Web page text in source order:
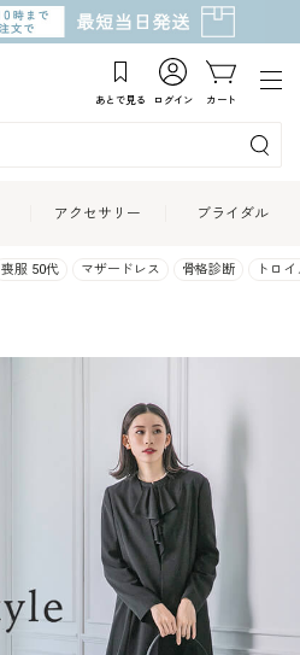
あとで見る ログイン カート
アクセサリー ブライダル
喪服 50代 マザードレス 骨格診断 トロ